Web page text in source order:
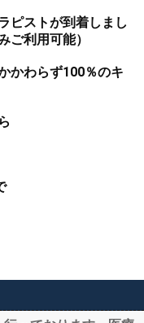
ピストが到着しまし
ご利用可能）
かわらず100％のキ